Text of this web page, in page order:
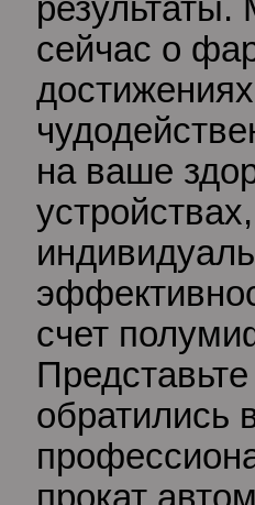
сейчас о
на ваше
счет
обратились